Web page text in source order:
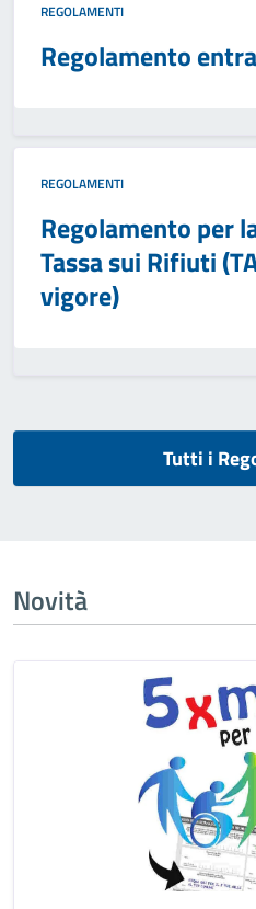
REGOLAMENTI
Regolamento
REGOLAMENTI
Regolamento per
Tassa sui Rifiuti
vigore)
Tutti i
Novità